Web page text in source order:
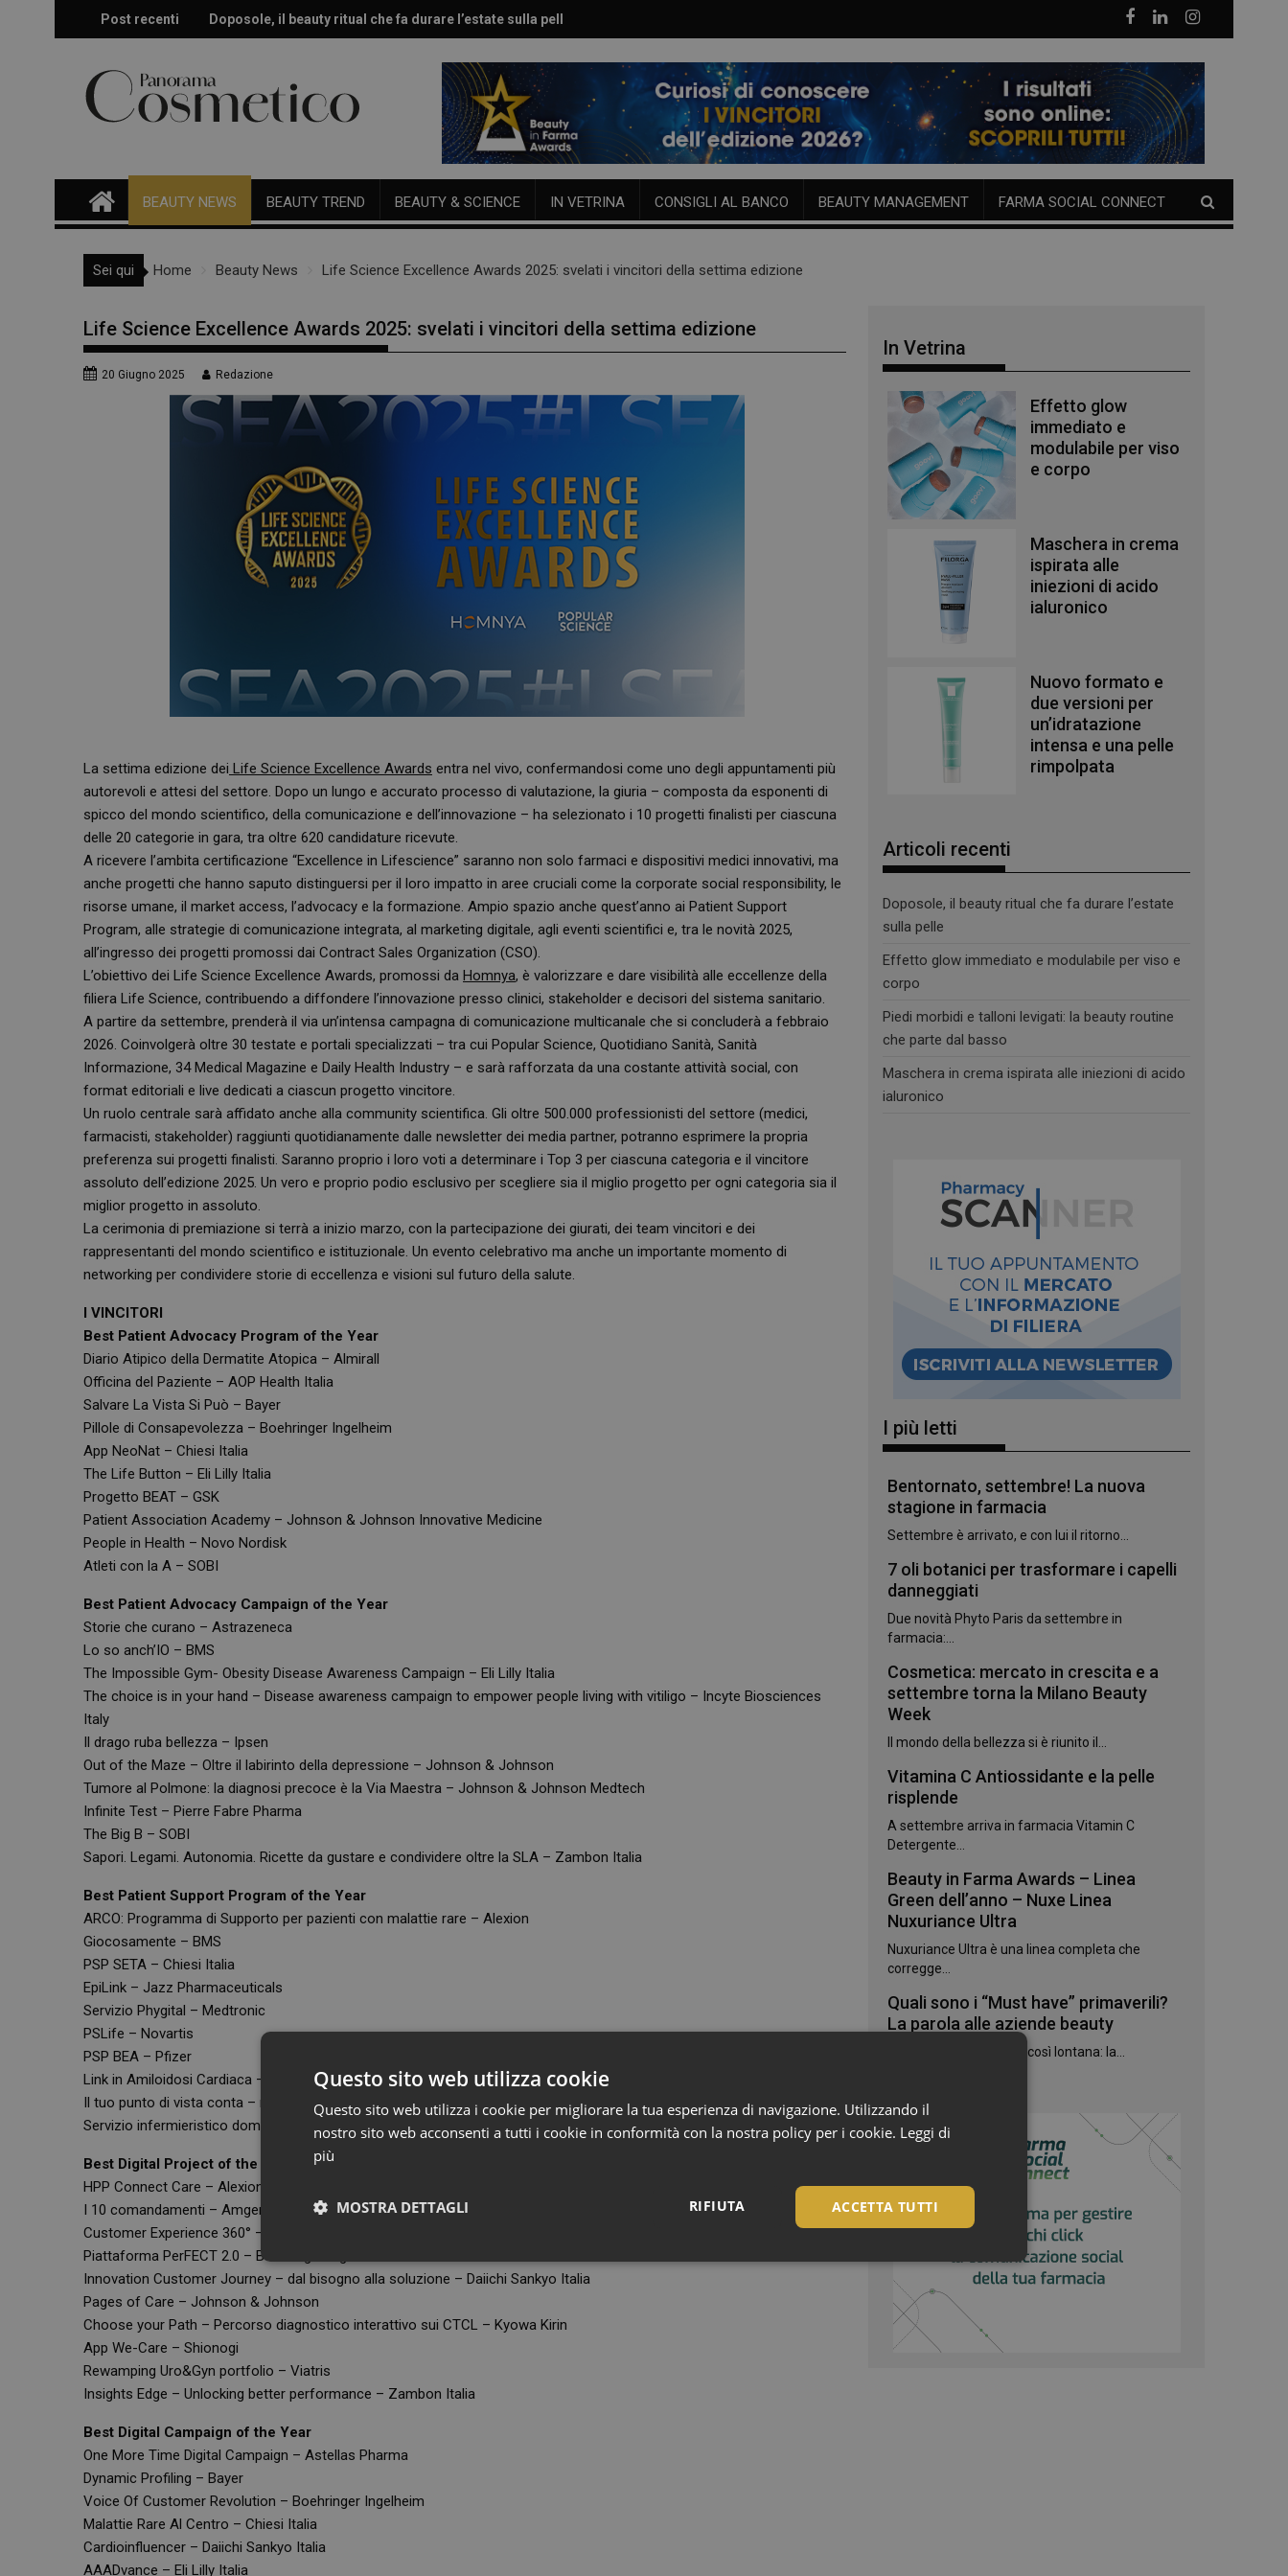
Post recenti Doposole, il beauty ritual che fa durare l’estate sulla pelle
Effetto glow immediato e modulabile per viso e corpo
BEAUTY NEWS BEAUTY TREND BEAUTY & SCIENCE IN VETRINA CONSIGLI AL BANCO BEAUTY MANAGEMENT FARMA SOCIAL CONNECT
Sei qui Home Beauty News Life Science Excellence Awards 2025: svelati i vincitori della settima edizione
Life Science Excellence Awards 2025: svelati i vincitori della settima edizione
20 Giugno 2025 Redazione
La settima edizione dei Life Science Excellence Awards entra nel vivo, confermandosi come uno degli appuntamenti più
autorevoli e attesi del settore. Dopo un lungo e accurato processo di valutazione, la giuria – composta da esponenti di
spicco del mondo scientifico, della comunicazione e dell’innovazione – ha selezionato i 10 progetti finalisti per ciascuna
delle 20 categorie in gara, tra oltre 620 candidature ricevute.
A ricevere l’ambita certificazione “Excellence in Lifescience” saranno non solo farmaci e dispositivi medici innovativi, ma
anche progetti che hanno saputo distinguersi per il loro impatto in aree cruciali come la corporate social responsibility, le
risorse umane, il market access, l’advocacy e la formazione. Ampio spazio anche quest’anno ai Patient Support
Program, alle strategie di comunicazione integrata, al marketing digitale, agli eventi scientifici e, tra le novità 2025,
all’ingresso dei progetti promossi dai Contract Sales Organization (CSO).
L’obiettivo dei Life Science Excellence Awards, promossi da Homnya, è valorizzare e dare visibilità alle eccellenze della
filiera Life Science, contribuendo a diffondere l’innovazione presso clinici, stakeholder e decisori del sistema sanitario.
A partire da settembre, prenderà il via un’intensa campagna di comunicazione multicanale che si concluderà a febbraio
2026. Coinvolgerà oltre 30 testate e portali specializzati – tra cui Popular Science, Quotidiano Sanità, Sanità
Informazione, 34 Medical Magazine e Daily Health Industry – e sarà rafforzata da una costante attività social, con
format editoriali e live dedicati a ciascun progetto vincitore.
Un ruolo centrale sarà affidato anche alla community scientifica. Gli oltre 500.000 professionisti del settore (medici,
farmacisti, stakeholder) raggiunti quotidianamente dalle newsletter dei media partner, potranno esprimere la propria
preferenza sui progetti finalisti. Saranno proprio i loro voti a determinare i Top 3 per ciascuna categoria e il vincitore
assoluto dell’edizione 2025. Un vero e proprio podio esclusivo per scegliere sia il miglio progetto per ogni categoria sia il
miglior progetto in assoluto.
La cerimonia di premiazione si terrà a inizio marzo, con la partecipazione dei giurati, dei team vincitori e dei
rappresentanti del mondo scientifico e istituzionale. Un evento celebrativo ma anche un importante momento di
networking per condividere storie di eccellenza e visioni sul futuro della salute.
I VINCITORI
Best Patient Advocacy Program of the Year
Diario Atipico della Dermatite Atopica – Almirall
Officina del Paziente – AOP Health Italia
Salvare La Vista Si Può – Bayer
Pillole di Consapevolezza – Boehringer Ingelheim
App NeoNat – Chiesi Italia
The Life Button – Eli Lilly Italia
Progetto BEAT – GSK
Patient Association Academy – Johnson & Johnson Innovative Medicine
People in Health – Novo Nordisk
Atleti con la A – SOBI
Best Patient Advocacy Campaign of the Year
Storie che curano – Astrazeneca
Lo so anch’IO – BMS
The Impossible Gym- Obesity Disease Awareness Campaign – Eli Lilly Italia
The choice is in your hand – Disease awareness campaign to empower people living with vitiligo – Incyte Biosciences
Italy
Il drago ruba bellezza – Ipsen
Out of the Maze – Oltre il labirinto della depressione – Johnson & Johnson
Tumore al Polmone: la diagnosi precoce è la Via Maestra – Johnson & Johnson Medtech
Infinite Test – Pierre Fabre Pharma
The Big B – SOBI
Sapori. Legami. Autonomia. Ricette da gustare e condividere oltre la SLA – Zambon Italia
Best Patient Support Program of the Year
ARCO: Programma di Supporto per pazienti con malattie rare – Alexion
Giocosamente – BMS
PSP SETA – Chiesi Italia
EpiLink – Jazz Pharmaceuticals
Servizio Phygital – Medtronic
PSLife – Novartis
PSP BEA – Pfizer
Link in Amiloidosi Cardiaca – Pfizer
Il tuo punto di vista conta – non lasciare che le maculopatie ti fermino – Roche
Servizio infermieristico domiciliare nei trial clinici – Sanofi
Best Digital Project of the Year
HPP Connect Care – Alexion
I 10 comandamenti – Amgen
Customer Experience 360° – Bayer
Piattaforma PerFECT 2.0 – Boehringer Ingelheim
Innovation Customer Journey – dal bisogno alla soluzione – Daiichi Sankyo Italia
Pages of Care – Johnson & Johnson
Choose your Path – Percorso diagnostico interattivo sui CTCL – Kyowa Kirin
App We-Care – Shionogi
Rewamping Uro&Gyn portfolio – Viatris
Insights Edge – Unlocking better performance – Zambon Italia
Best Digital Campaign of the Year
One More Time Digital Campaign – Astellas Pharma
Dynamic Profiling – Bayer
Voice Of Customer Revolution – Boehringer Ingelheim
Malattie Rare Al Centro – Chiesi Italia
Cardioinfluencer – Daiichi Sankyo Italia
AAADvance – Eli Lilly Italia
In Vetrina
Effetto glow
immediato e
modulabile per viso
e corpo
Maschera in crema
ispirata alle
iniezioni di acido
ialuronico
Nuovo formato e
due versioni per
un’idratazione
intensa e una pelle
rimpolpata
Articoli recenti
Doposole, il beauty ritual che fa durare l’estate
sulla pelle
Effetto glow immediato e modulabile per viso e
corpo
Piedi morbidi e talloni levigati: la beauty routine
che parte dal basso
Maschera in crema ispirata alle iniezioni di acido
ialuronico
I più letti
Bentornato, settembre! La nuova
stagione in farmacia
Settembre è arrivato, e con lui il ritorno...
7 oli botanici per trasformare i capelli
danneggiati
Due novità Phyto Paris da settembre in
farmacia:...
Cosmetica: mercato in crescita e a
settembre torna la Milano Beauty
Week
Il mondo della bellezza si è riunito il...
Vitamina C Antiossidante e la pelle
risplende
A settembre arriva in farmacia Vitamin C
Detergente...
Beauty in Farma Awards – Linea
Green dell’anno – Nuxe Linea
Nuxuriance Ultra
Nuxuriance Ultra è una linea completa che
corregge...
Quali sono i “Must have” primaverili?
La parola alle aziende beauty
La primavera non è più così lontana: la...
Questo sito web utilizza cookie
Questo sito web utilizza i cookie per migliorare la tua esperienza di navigazione. Utilizzando il
nostro sito web acconsenti a tutti i cookie in conformità con la nostra policy per i cookie. Leggi di
più
ACCETTA TUTTI
RIFIUTA
MOSTRA DETTAGLI
Necessari
e l'accesso alle aree protette del sito. Il sito web non è in grado di funzionare correttamente senza questi cookie.
PHPSESSID